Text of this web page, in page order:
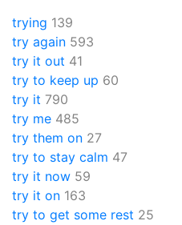
trying 139
try again 593
try it out 41
try to keep up 60
try it 790
try me 485
try them on 27
try to stay calm 47
try it now 59
try it on 163
try to get some rest 25